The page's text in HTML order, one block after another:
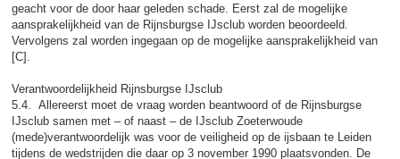
geacht voor de door haar geleden schade. Eerst zal de mogelijke
aansprakelijkheid van de Rijnsburgse IJsclub worden beoordeeld.
Vervolgens zal worden ingegaan op de mogelijke aansprakelijkheid van
[C].
Verantwoordelijkheid Rijnsburgse IJsclub
5.4. Allereerst moet de vraag worden beantwoord of de Rijnsburgse
IJsclub samen met – of naast – de IJsclub Zoeterwoude
(mede)verantwoordelijk was voor de veiligheid op de ijsbaan te Leiden
tijdens de wedstrijden die daar op 3 november 1990 plaatsvonden. De